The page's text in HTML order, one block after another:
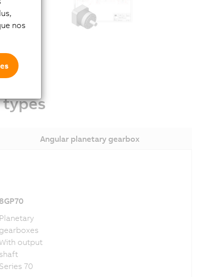
having
Angular planetary gearbox
8GP70
Planetary
gearboxes
output
shaft
Series 70
nos